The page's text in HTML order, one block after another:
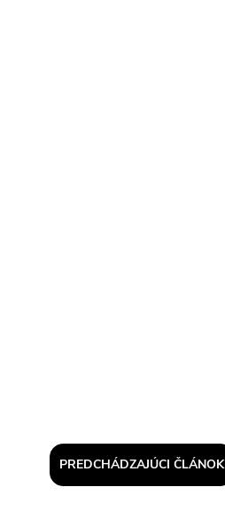
PREDCHÁDZAJÚCI ČLÁNOK